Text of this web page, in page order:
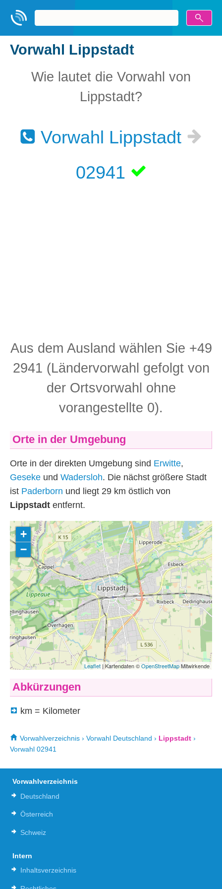
Vorwahl Lippstadt
Wie lautet die Vorwahl von
Lippstadt?
Vorwahl Lippstadt
02941
Aus dem Ausland wählen Sie +49
2941 (Ländervorwahl gefolgt von
der Ortsvorwahl ohne
vorangestellte 0).
Orte in der Umgebung
Orte in der direkten Umgebung sind Erwitte,
Geseke und Wadersloh. Die nächst größere Stadt
ist Paderborn und liegt 29 km östlich von
Lippstadt entfernt.
Abkürzungen
km = Kilometer
Vorwahlverzeichnis › Vorwahl Deutschland › Lippstadt ›
Vorwahl 02941
Vorwahlverzeichnis
Deutschland
Österreich
Schweiz
Intern
Inhaltsverzeichnis